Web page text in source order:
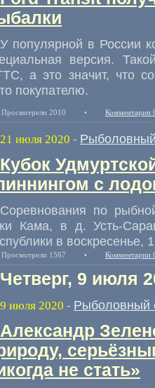
У популярной в России
версия.
, а это значит, что
покупателю.
Просмотрели 2010 • Комментарии
21 июля 2020 -
Кубок
с
Соревнования по
Кама,
в д. Усть-
в воскресенье,
Просмотрели 1567 • Комментарии
Четверг, 9 июля
9 июля 2020 - Рыболовный
Александр
не стать»